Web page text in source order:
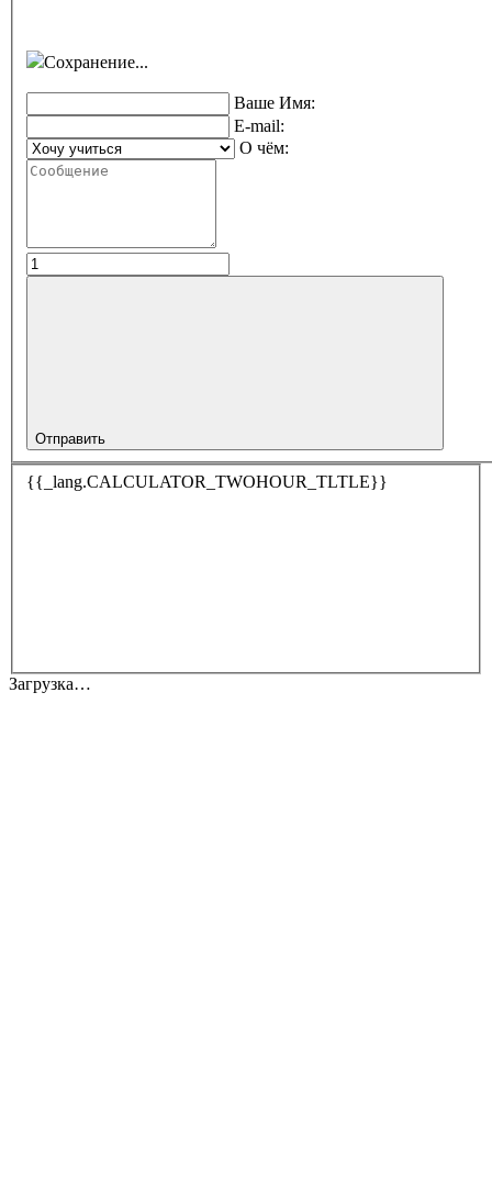
Сохранение...
Ваше Имя:
E-mail:
О чём:
Отправить
{{_lang.CALCULATOR_TWOHOUR_TLTLE}}
Загрузка…